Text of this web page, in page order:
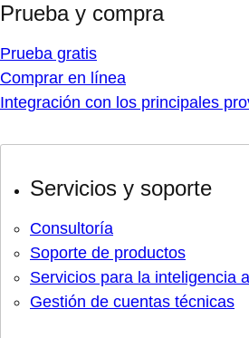
Prueba y compra
Prueba gratis
Comprar en línea
Integración con los principales
Servicios y soporte
Consultoría
Soporte de productos
Servicios para la inteligencia
Gestión de cuentas técnicas